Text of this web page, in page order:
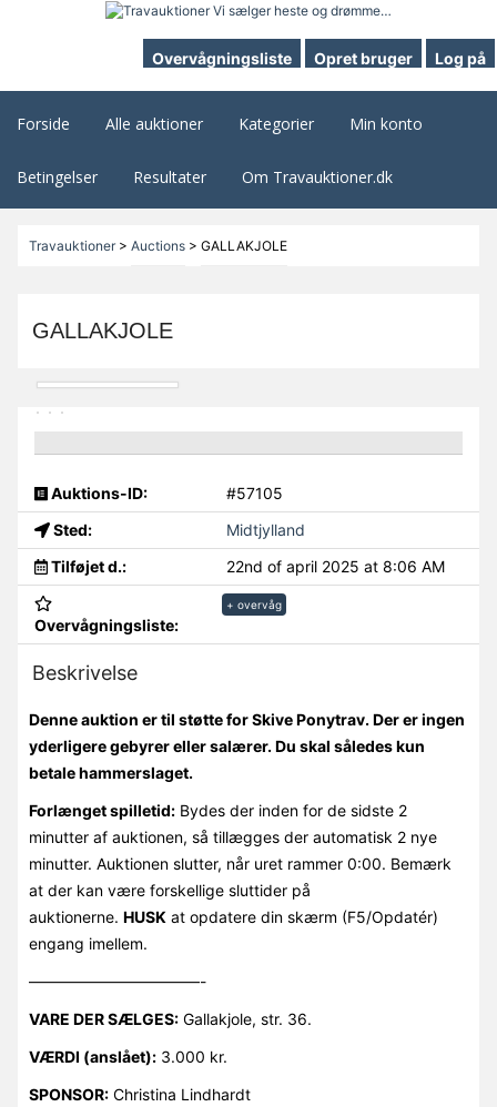
Overvågningsliste Opret bruger Log på
Forside Alle auktioner Kategorier Min konto
Betingelser Resultater Om Travauktioner.dk
Travauktioner> Auctions> GALLAKJOLE
GALLAKJOLE
Auktions-ID:
#57105
Sted:
Midtjylland
Tilføjet d.:
22nd of april 2025 at 8:06 AM
Overvågningsliste:
+ overvåg
Beskrivelse
Denne auktion er til støtte for Skive Ponytrav. Der er ingen
yderligere gebyrer eller salærer. Du skal således kun
betale hammerslaget.
Forlænget spilletid:Bydes der inden for de sidste 2
minutter af auktionen, så tillægges der automatisk 2 nye
minutter. Auktionen slutter, når uret rammer 0:00. Bemærk
at der kan være forskellige sluttider på
auktionerne. HUSK at opdatere din skærm (F5/Opdatér)
engang imellem.
———————————-
VARE DER SÆLGES:Gallakjole, str. 36.
VÆRDI (anslået):3.000 kr.
SPONSOR:Christina Lindhardt